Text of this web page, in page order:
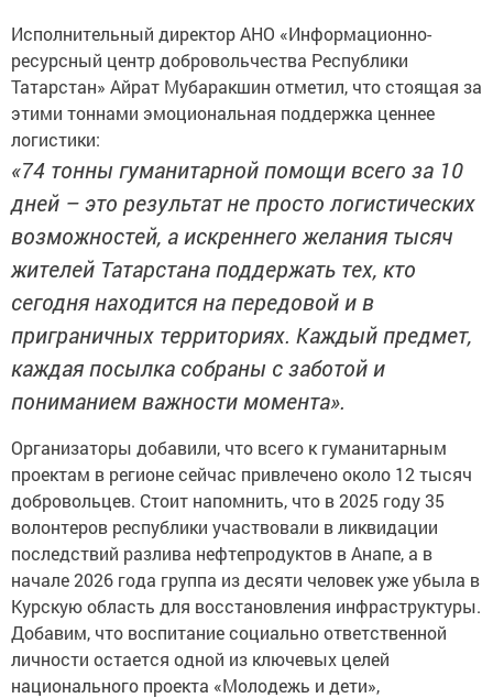
Исполнительный директор АНО «Информационно-
ресурсный центр добровольчества Республики
Татарстан» Айрат Мубаракшин отметил, что стоящая за
этими тоннами эмоциональная поддержка ценнее
логистики:
«74 тонны гуманитарной помощи всего за 10
дней – это результат не просто логистических
возможностей, а искреннего желания тысяч
жителей Татарстана поддержать тех, кто
сегодня находится на передовой и в
приграничных территориях. Каждый предмет,
каждая посылка собраны с заботой и
пониманием важности момента».
Организаторы добавили, что всего к гуманитарным
проектам в регионе сейчас привлечено около 12 тысяч
добровольцев. Стоит напомнить, что в 2025 году 35
волонтеров республики участвовали в ликвидации
последствий разлива нефтепродуктов в Анапе, а в
начале 2026 года группа из десяти человек уже убыла в
Курскую область для восстановления инфраструктуры.
Добавим, что воспитание социально ответственной
личности остается одной из ключевых целей
национального проекта «Молодежь и дети»,